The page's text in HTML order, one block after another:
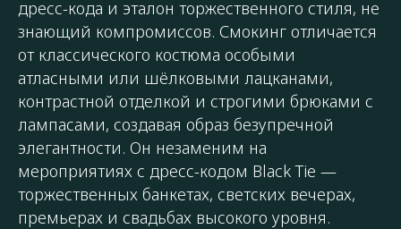
дресс-кода и эталон торжественного стиля, не
знающий компромиссов. Смокинг отличается
от классического костюма особыми
атласными или шёлковыми лацканами,
контрастной отделкой и строгими брюками с
лампасами, создавая образ безупречной
элегантности. Он незаменим на
мероприятиях с дресс-кодом Black Tie —
торжественных банкетах, светских вечерах,
премьерах и свадьбах высокого уровня.